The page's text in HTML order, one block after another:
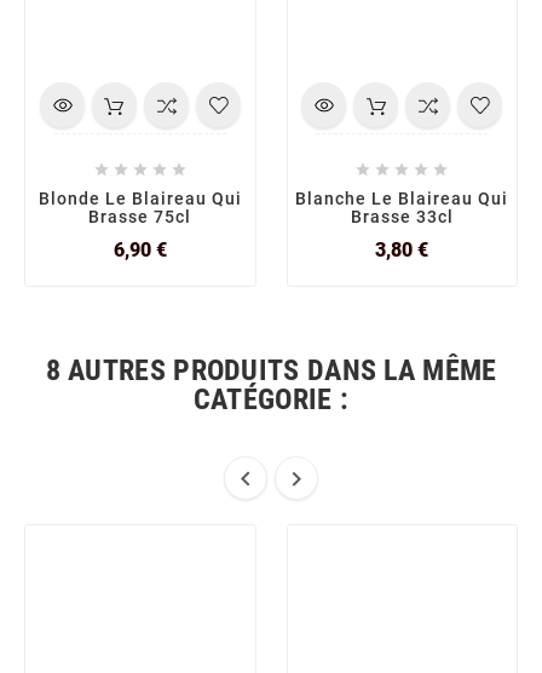
    
Blonde Le Blaireau Qui
Brasse 75cl
6,90 €Prix
    
Blanche Le Blaireau Qui
Brasse 33cl
3,80 €Prix
8 AUTRES PRODUITS DANS LA MÊME
CATÉGORIE :
 